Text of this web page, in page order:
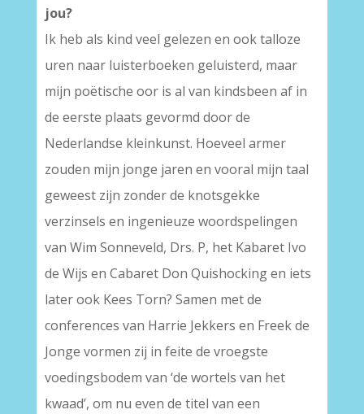
jou?
Ik heb als kind veel gelezen en ook talloze
uren naar luisterboeken geluisterd, maar
mijn poëtische oor is al van kindsbeen af in
de eerste plaats gevormd door de
Nederlandse kleinkunst. Hoeveel armer
zouden mijn jonge jaren en vooral mijn taal
geweest zijn zonder de knotsgekke
verzinsels en ingenieuze woordspelingen
van Wim Sonneveld, Drs. P, het Kabaret Ivo
de Wijs en Cabaret Don Quishocking en iets
later ook Kees Torn? Samen met de
conferences van Harrie Jekkers en Freek de
Jonge vormen zij in feite de vroegste
voedingsbodem van ‘de wortels van het
kwaad’, om nu even de titel van een